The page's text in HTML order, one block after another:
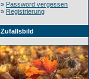
» Password vergessen
» Registrierung
Zufallsbild